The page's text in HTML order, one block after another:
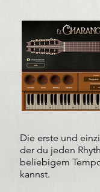
Die erste und
der du jeden
beliebigem
kannst.